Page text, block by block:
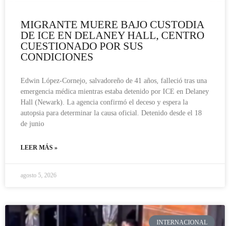
MIGRANTE MUERE BAJO CUSTODIA
DE ICE EN DELANEY HALL, CENTRO
CUESTIONADO POR SUS
CONDICIONES
Edwin López-Cornejo, salvadoreño de 41 años, falleció tras una
emergencia médica mientras estaba detenido por ICE en Delaney
Hall (Newark). La agencia confirmó el deceso y espera la
autopsia para determinar la causa oficial. Detenido desde el 18
de junio
LEER MÁS »
agosto 5, 2026
INTERNACIONAL